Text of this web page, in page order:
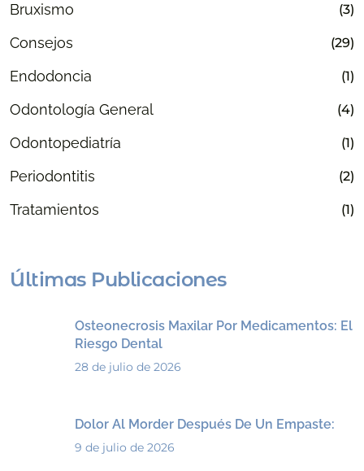
Bruxismo (3)
Consejos (29)
Endodoncia (1)
Odontología General (4)
Odontopediatría (1)
Periodontitis (2)
Tratamientos (1)
Últimas Publicaciones
Osteonecrosis Maxilar Por Medicamentos: El
Riesgo Dental
28 de julio de 2026
Dolor Al Morder Después De Un Empaste:
9 de julio de 2026